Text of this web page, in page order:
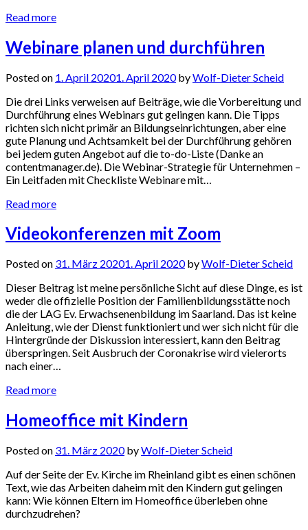
Read more
Webinare planen und durchführen
Posted on 1. April 20201. April 2020byWolf-Dieter Scheid
Die drei Links verweisen auf Beiträge, wie die Vorbereitung und
Durchführung eines Webinars gut gelingen kann. Die Tipps
richten sich nicht primär an Bildungseinrichtungen, aber eine
gute Planung und Achtsamkeit bei der Durchführung gehören
bei jedem guten Angebot auf die to-do-Liste (Danke an
contentmanager.de). Die Webinar-Strategie für Unternehmen –
Ein Leitfaden mit Checkliste Webinare mit…
Read more
Videokonferenzen mit Zoom
Posted on 31. März 20201. April 2020byWolf-Dieter Scheid
Dieser Beitrag ist meine persönliche Sicht auf diese Dinge, es ist
weder die offizielle Position der Familienbildungsstätte noch
die der LAG Ev. Erwachsenenbildung im Saarland. Das ist keine
Anleitung, wie der Dienst funktioniert und wer sich nicht für die
Hintergründe der Diskussion interessiert, kann den Beitrag
überspringen. Seit Ausbruch der Coronakrise wird vielerorts
nach einer…
Read more
Homeoffice mit Kindern
Posted on 31. März 2020byWolf-Dieter Scheid
Auf der Seite der Ev. Kirche im Rheinland gibt es einen schönen
Text, wie das Arbeiten daheim mit den Kindern gut gelingen
kann: Wie können Eltern im Homeoffice überleben ohne
durchzudrehen?